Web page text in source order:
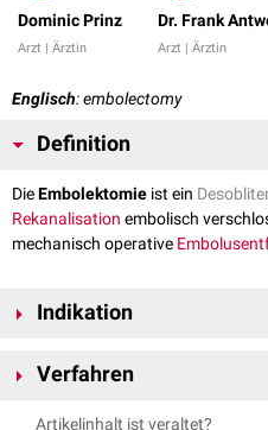
Dominic Prinz
Arzt | Ärztin
Dr. Frank
Arzt | Ärztin
Englisch: embolectomy
Definition
DieEmbolektomie ist ein
Rekanalisation embolisch
mechanisch operative
Indikation
jeglicher Art indiziert, bei denen eine
>6h nach Embolieereignis)
Verfahren
Die Embolektomie erfolgt unter
Artikelinhalt ist veraltet?